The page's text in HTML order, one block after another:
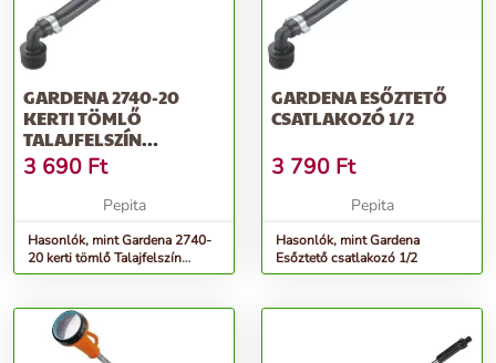
GARDENA 2740-20
KERTI TÖMLŐ
TALAJFELSZÍN
FELETTI/SÜLLYESZTETT
FEKETE
3 690 Ft
Pepita
Hasonlók, mint Gardena 2740-
20 kerti tömlő Talajfelszín
feletti/süllyesztett Fekete
GARDENA ESŐZTETŐ
CSATLAKOZÓ 1/2
3 790 Ft
Pepita
Hasonlók, mint Gardena
Esőztető csatlakozó 1/2